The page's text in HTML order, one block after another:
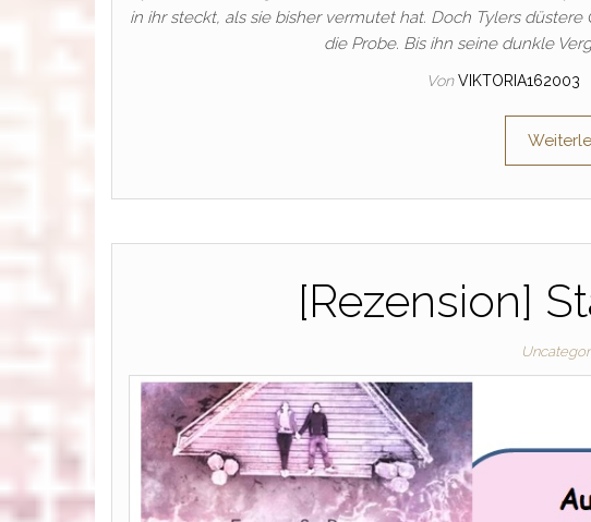
in ihr steckt, als sie bisher vermutet hat. Doch Tylers
die Probe. Bis ihn seine dunkle
Von VIKTORIA162003
[Rezension]